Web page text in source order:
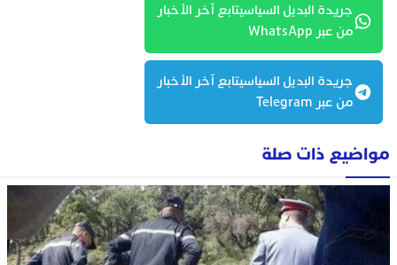
جريدة البديل السياسيتابع آخر الأخبار
من عبر WhatsApp
جريدة البديل السياسيتابع آخر الأخبار
من عبر Telegram
مواضيع ذات صلة